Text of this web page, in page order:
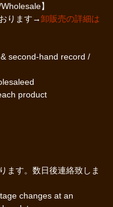
】
ります→卸販売の詳細は
second-hand record /
product
ます。数日後連絡致しま
changes at an